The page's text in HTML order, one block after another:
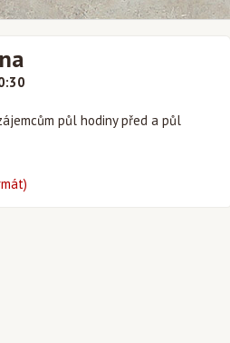
půl hodiny před a půl